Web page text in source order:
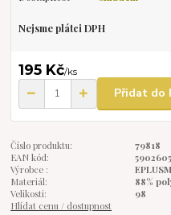
Nejsme plátci DPH
195 Kč/ks
Přidat do
Číslo produktu:
79818
EAN kód:
Výrobce :
EPLUSM
Materiál:
88%
Velikosti:
98
Hlídat cenu / dostupnost